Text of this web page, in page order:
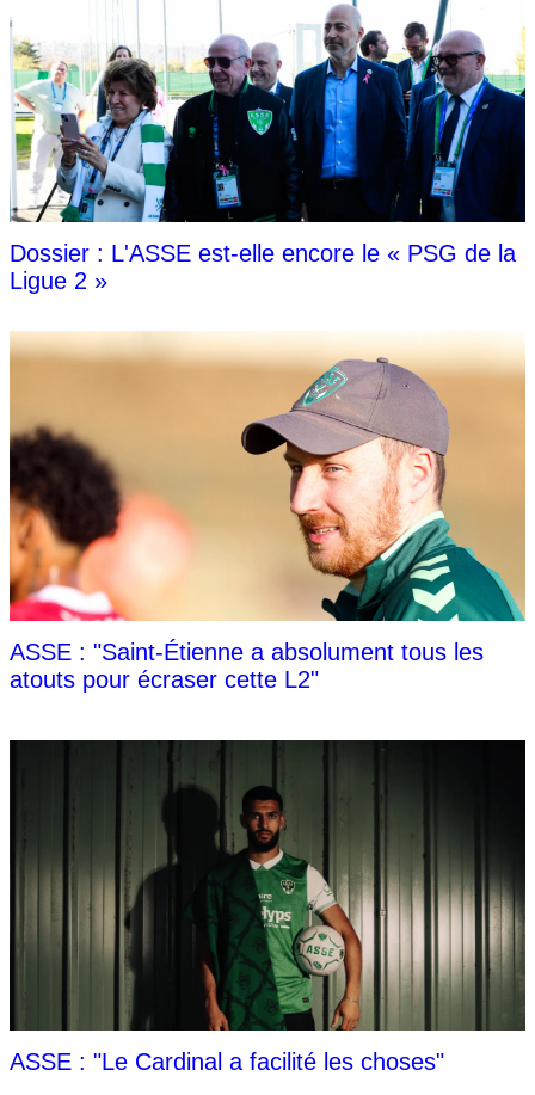
Dossier : L'ASSE est-elle encore le « PSG de la
Ligue 2 »
ASSE : "Saint-Étienne a absolument tous les
atouts pour écraser cette L2"
ASSE : "Le Cardinal a facilité les choses"